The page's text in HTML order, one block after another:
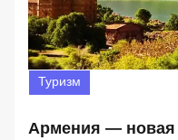
Туризм
Армения — новая